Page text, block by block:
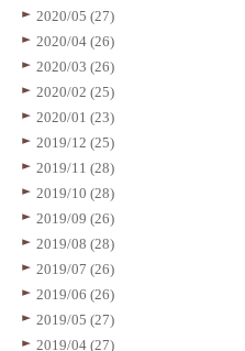
2020/05 (27)
2020/04 (26)
2020/03 (26)
2020/02 (25)
2020/01 (23)
2019/12 (25)
2019/11 (28)
2019/10 (28)
2019/09 (26)
2019/08 (28)
2019/07 (26)
2019/06 (26)
2019/05 (27)
2019/04 (27)